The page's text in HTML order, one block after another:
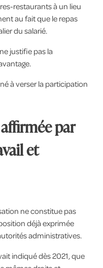
restaurants à un lieu
au fait que le repas
du salarié.
justifie pas la
à verser la participation
par
et
ne constitue pas
déjà exprimée
administratives.
indiqué dès 2021, que